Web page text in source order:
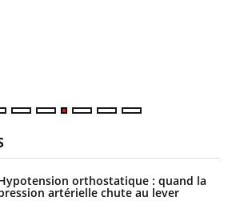
orthostatique : quand la
artérielle chute au lever